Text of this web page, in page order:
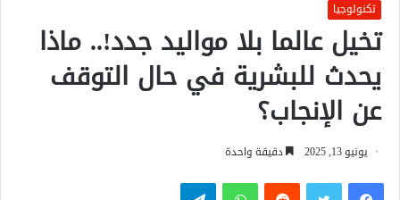
تكنولوجيا
تخيل عالما بلا مواليد جدد!.. ماذا
يحدث للبشرية في حال التوقف
عن الإنجاب؟
يونيو 13, 2025 دقيقة واحدة
فيسبوكتويتر واتساب تيلقرام